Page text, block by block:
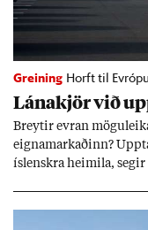
Greining Horft til Evrópu
Lána­kjör við
Breyt­ir evr­an
eigna­mark­að­inn?
ís­lenskra heim­ila, seg­ir